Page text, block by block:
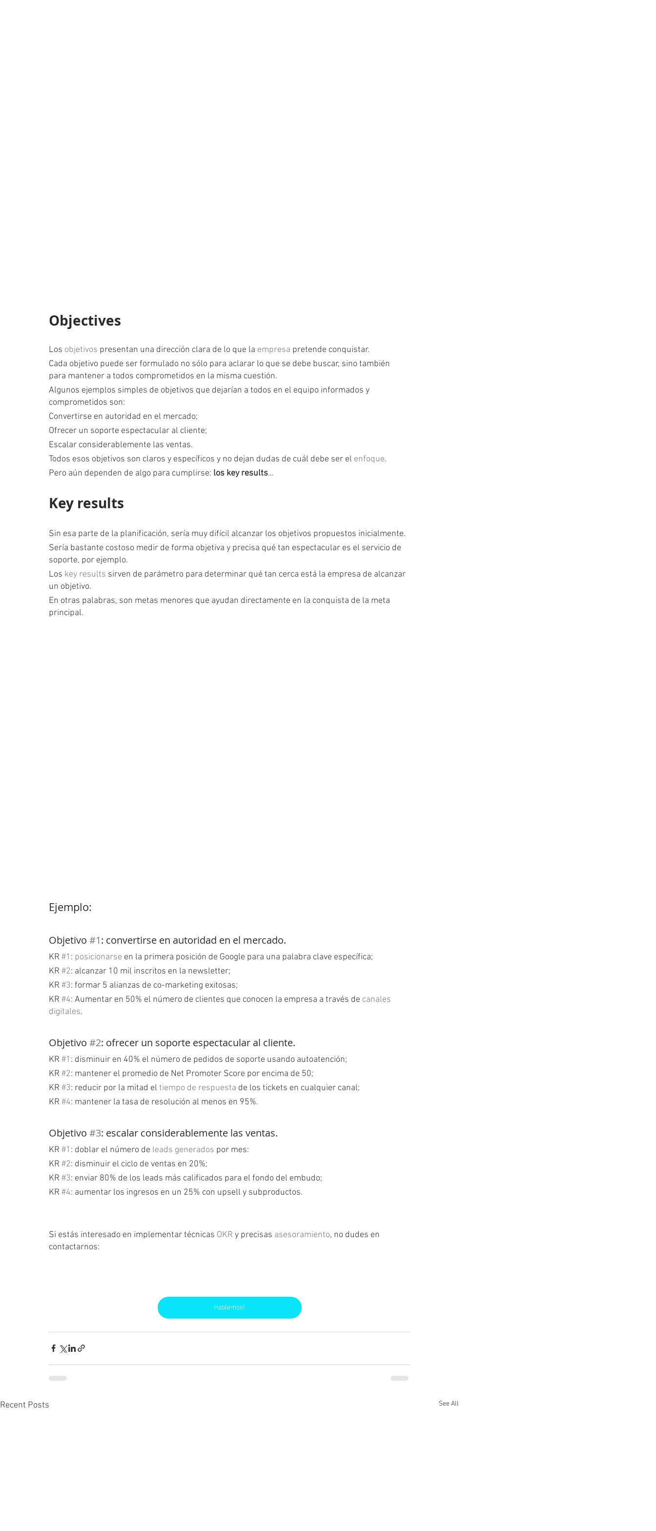
Objectives
Los objetivos presentan una dirección clara de lo que la empresa pretende conquistar.
Cada objetivo puede ser formulado no sólo para aclarar lo que se debe buscar, sino también
para mantener a todos comprometidos en la misma cuestión.
Algunos ejemplos simples de objetivos que dejarían a todos en el equipo informados y
comprometidos son:
Convertirse en autoridad en el mercado;
Ofrecer un soporte espectacular al cliente;
Escalar considerablemente las ventas.
Todos esos objetivos son claros y específicos y no dejan dudas de cuál debe ser el enfoque.
Pero aún dependen de algo para cumplirse: los key results…
Key results
Sin esa parte de la planificación, sería muy difícil alcanzar los objetivos propuestos inicialmente.
Sería bastante costoso medir de forma objetiva y precisa qué tan espectacular es el servicio de
soporte, por ejemplo.
Los key results sirven de parámetro para determinar qué tan cerca está la empresa de alcanzar
un objetivo.
En otras palabras, son metas menores que ayudan directamente en la conquista de la meta
principal.
Ejemplo:
Objetivo #1: convertirse en autoridad en el mercado.
KR #1 : posicionarse en la primera posición de Google para una palabra clave específica;
KR #2: alcanzar 10 mil inscritos en la newsletter;
KR #3: formar 5 alianzas de co-marketing exitosas;
KR #4: Aumentar en 50% el número de clientes que conocen la empresa a través de canales
digitales.
Objetivo #2: ofrecer un soporte espectacular al cliente.
KR #1 : disminuir en 40% el número de pedidos de soporte usando autoatención;
KR #2: mantener el promedio de Net Promoter Score por encima de 50;
KR #3: reducir por la mitad el tiempo de respuesta de los tickets en cualquier canal;
KR #4: mantener la tasa de resolución al menos en 95%.
Objetivo #3: escalar considerablemente las ventas.
KR #1 : doblar el número de leads generados por mes:
KR #2: disminuir el ciclo de ventas en 20%;
KR #3: enviar 80% de los leads más calificados para el fondo del embudo;
KR #4: aumentar los ingresos en un 25% con upsell y subproductos.
Si estás interesado en implementar técnicas OKR y precisas asesoramiento, no dudes en
contactarnos:
Hablemos!
Recent Posts See All